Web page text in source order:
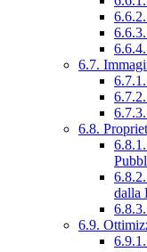
6.7.
6.8.
dalla
6.9.